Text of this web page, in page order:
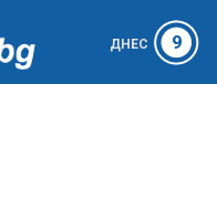
ДНЕС 9